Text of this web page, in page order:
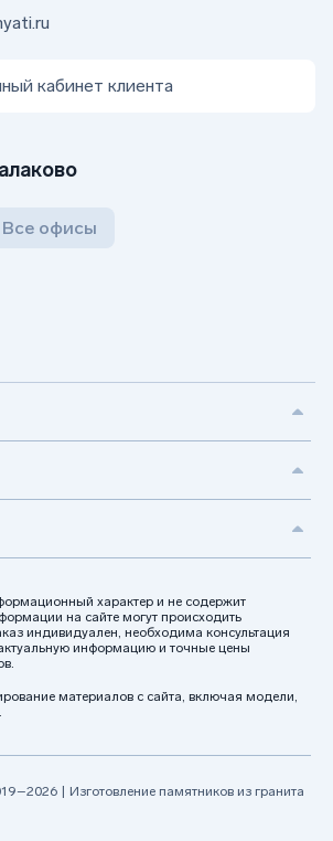
характер и не содержит
на сайте могут происходить
индивидуален, необходима консультация
информацию и точные цены
материалов с сайта, включая модели,
кабинет клиента
Все офисы
| Изготовление памятников из гранита